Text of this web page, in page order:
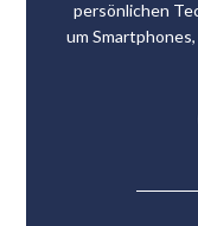
persönlichen
um